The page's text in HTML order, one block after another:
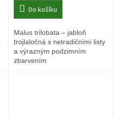
Do košíku
Malus trilobata – jabloň
trojlaločná s netradičními listy
a výrazným podzimním
zbarvením